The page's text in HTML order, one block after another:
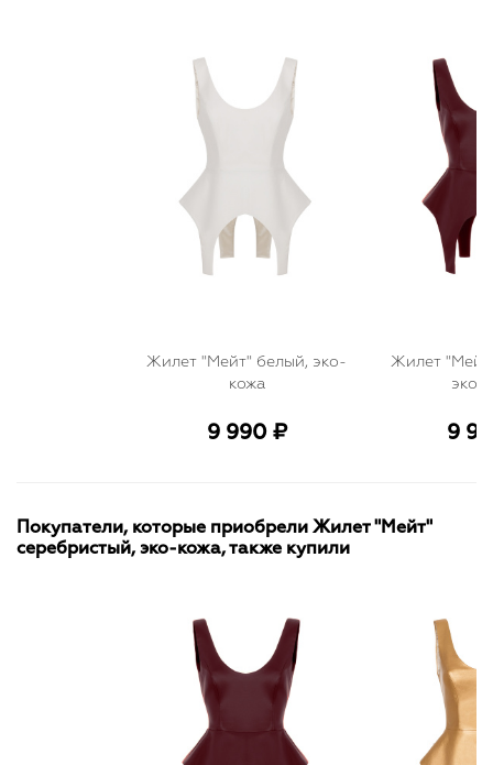
Жилет "Мейт" белый, эко-
кожа
9 990 ₽
Жилет
эко-
9
Покупатели, которые приобрели Жилет "Мейт"
серебристый, эко-кожа, также купили